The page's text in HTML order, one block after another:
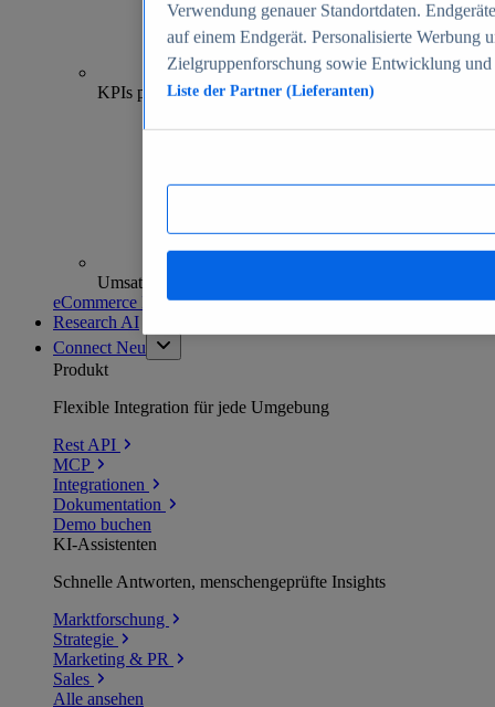
70+
KPIs pro Shop
Umsatzanalysen und -prognosen
eCommerce Insights entdecken
Research AI
Connect Neu
Produkt
Flexible Integration für jede Umgebung
Rest API
MCP
Integrationen
Dokumentation
Demo buchen
KI-Assistenten
Schnelle Antworten, menschengeprüfte Insights
Marktforschung
Strategie
Marketing & PR
Sales
Alle ansehen
Verwendung genauer Standortdaten.
auf einem Endgerät. Personalisierte Werbung
Zielgruppenforschung sowie Entwicklung
Liste der Partner (Lieferanten)